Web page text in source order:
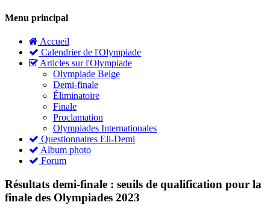
Menu principal
Accueil
Calendrier de l'Olympiade
Articles sur l'Olympiade
Olympiade Belge
Demi-finale
Éliminatoire
Finale
Proclamation
Olympiades Internationales
Questionnaires Eli-Demi
Album photo
Forum
Résultats demi-finale : seuils de qualification pour la
finale des Olympiades 2023